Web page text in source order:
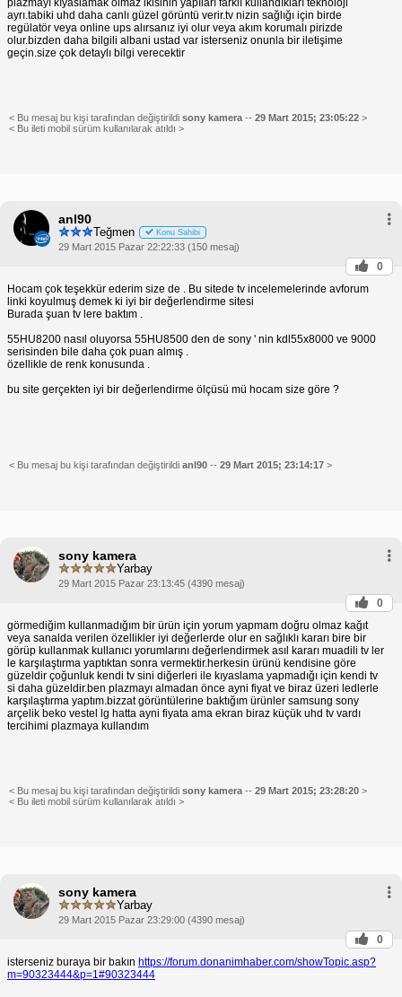
ayrı.tabiki uhd daha canlı güzel görüntü verir.tv nizin sağlığı için birde
regülatör veya online ups alırsanız iyi olur veya akım korumalı pirizde
olur.bizden daha bilgili albani ustad var isterseniz onunla bir iletişime
geçin.size çok detaylı bilgi verecektir
< Bu mesaj bu kişi tarafından değiştirildi sony kamera -- 29 Mart 2015; 23:05:22 >
< Bu ileti mobil sürüm kullanılarak atıldı >
anl90
Teğmen Konu Sahibi
29 Mart 2015 Pazar 22:22:33 (150 mesaj)
0
Hocam çok teşekkür ederim size de . Bu sitede tv incelemelerinde avforum
linki koyulmuş demek ki iyi bir değerlendirme sitesi
Burada şuan tv lere baktım .
55HU8200 nasıl oluyorsa 55HU8500 den de sony ' nin kdl55x8000 ve 9000
serisinden bile daha çok puan almış .
özellikle de renk konusunda .
bu site gerçekten iyi bir değerlendirme ölçüsü mü hocam size göre ?
< Bu mesaj bu kişi tarafından değiştirildi anl90 -- 29 Mart 2015; 23:14:17 >
sony kamera
Yarbay
29 Mart 2015 Pazar 23:13:45 (4390 mesaj)
0
görmediğim kullanmadığım bir ürün için yorum yapmam doğru olmaz kağıt
veya sanalda verilen özellikler iyi değerlerde olur en sağlıklı kararı bire bir
görüp kullanmak kullanıcı yorumlarını değerlendirmek asıl kararı muadili tv ler
le karşılaştırma yaptıktan sonra vermektir.herkesin ürünü kendisine göre
güzeldir çoğunluk kendi tv sini diğerleri ile kıyaslama yapmadığı için kendi tv
si daha güzeldir.ben plazmayı almadan önce ayni fiyat ve biraz üzeri ledlerle
karşılaştırma yaptım.bizzat görüntülerine baktığım ürünler samsung sony
arçelik beko vestel lg hatta ayni fiyata ama ekran biraz küçük uhd tv vardı
tercihimi plazmaya kullandım
< Bu mesaj bu kişi tarafından değiştirildi sony kamera -- 29 Mart 2015; 23:28:20 >
< Bu ileti mobil sürüm kullanılarak atıldı >
sony kamera
Yarbay
29 Mart 2015 Pazar 23:29:00 (4390 mesaj)
0
isterseniz buraya bir bakın https://forum.donanimhaber.com/showTopic.asp?
m=90323444&p=1#90323444